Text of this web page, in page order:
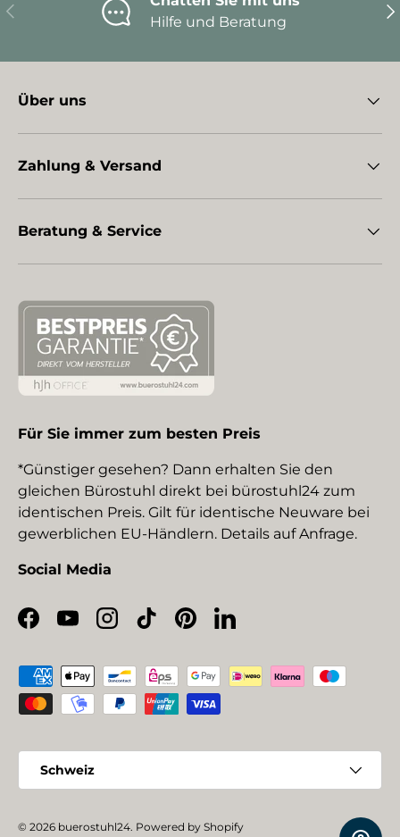
Vorherige
Hilfe und Beratung
Über uns
Zahlung & Versand
Beratung & Service
Für Sie immer zum besten Preis
*Günstiger gesehen? Dann erhalten Sie den
gleichen Bürostuhl direkt bei bürostuhl24 zum
identischen Preis. Gilt für identische Neuware bei
gewerblichen EU-Händlern. Details auf Anfrage.
Social Media
Facebook
YouTubeInstagram
TikTokPinterestLinkedIn
Zahlungsmethoden
Schweiz
© 2026 buerostuhl24. Powered by Shopify